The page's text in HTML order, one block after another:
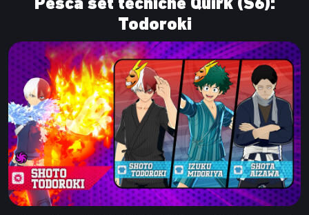
Pesca set tecniche Quirk (S6):
Todoroki